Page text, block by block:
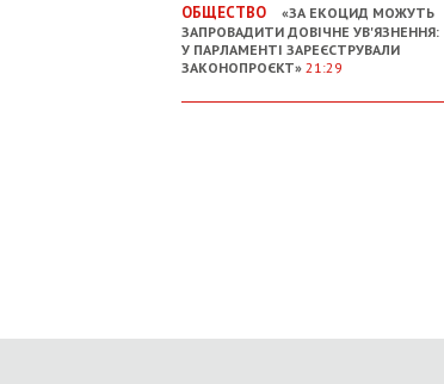
ОБЩЕСТВО
«ЗА ЕКОЦИД МОЖУТЬ
ЗАПРОВАДИТИ ДОВІЧНЕ УВ'ЯЗНЕННЯ:
У ПАРЛАМЕНТІ ЗАРЕЄСТРУВАЛИ
ЗАКОНОПРОЄКТ» 21:29